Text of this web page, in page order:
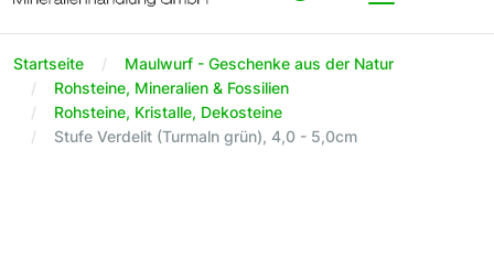
Startseite
Maulwurf - Geschenke aus der Natur
Rohsteine, Mineralien & Fossilien
Rohsteine, Kristalle, Dekosteine
Stufe Verdelit (Turmaln grün), 4,0 - 5,0cm